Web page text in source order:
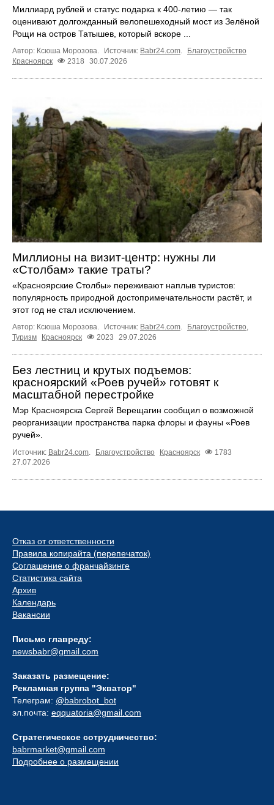
Миллиард рублей и статус подарка к 400-летию — так
оценивают долгожданный велопешеходный мост из Зелёной
Рощи на остров Татышев, который вскоре ...
Автор: Ксюша Морозова. Источник: Babr24.com.
Благоустройство
Красноярск
2318 30.07.2026
Миллионы на визит-центр: нужны ли
«Столбам» такие траты?
«Красноярские Столбы» переживают наплыв туристов:
популярность природной достопримечательности растёт, и
этот год не стал исключением.
Автор: Ксюша Морозова. Источник: Babr24.com Благоустройство
Туризм
Красноярск 2023 29.07.2026
Без лестниц и крутых подъемов:
красноярский «Роев ручей» готовят к
масштабной перестройке
Мэр Красноярска Сергей Верещагин сообщил о возможной
реорганизации пространства парка флоры и фауны «Роев
ручей».
Источник: Babr24.com. Благоустройство Красноярск
1783
27.07.2026
Отказ от ответственности
Правила копирайта (перепечаток)
Соглашение о франчайзинге
Статистика сайта
Архив
Календарь
Вакансии
Письмо главреду:
newsbabr@gmail.com
Заказать размещение:
Рекламная группа "Экватор"
Телеграм: @babrobot_bot
эл.почта: eqquatoria@gmail.com
Стратегическое сотрудничество:
babrmarket@gmail.com
Подробнее о размещении